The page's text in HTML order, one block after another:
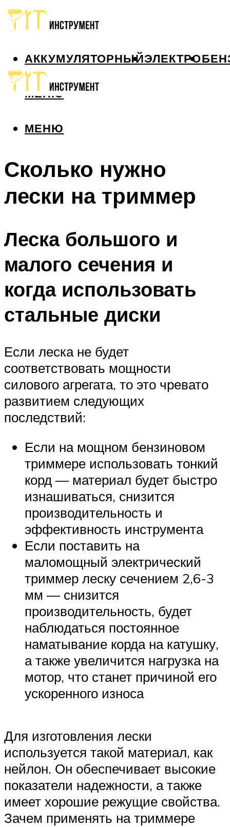
АККУМУЛЯТОРНЫЙЭЛЕКТРО
МЕНЮ
МЕНЮ
Сколько нужно
лески на триммер
Леска большого и
малого сечения и
когда использовать
стальные диски
Если леска не будет
соответствовать мощности
силового агрегата, то это чревато
развитием следующих
последствий:
Если на мощном бензиновом
триммере использовать тонкий
корд — материал будет быстро
изнашиваться, снизится
производительность и
эффективность инструмента
Если поставить на
маломощный электрический
триммер леску сечением 2,6-3
мм — снизится
производительность, будет
наблюдаться постоянное
наматывание корда на катушку,
а также увеличится нагрузка на
мотор, что станет причиной его
ускоренного износа
Для изготовления лески
используется такой материал, как
нейлон. Он обеспечивает высокие
показатели надежности, а также
имеет хорошие режущие свойства.
Зачем применять на триммере